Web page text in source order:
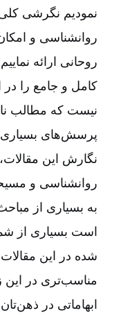
نمودیم نگرشی
روانشناسی و
روحانی ارائه
کامل و جامع را
نیست که مطالب
پرسش‌های بسیاری
نگارش این
روانشناسی و
به بسیاری از
است بسیاری از
شده در این
مناسب‌تری در این
ابهاماتی در